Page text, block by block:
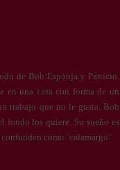
de Bob Esponja y Patricio.
en una casa con forma de un
trabajo que no le gusta. Bob
fondo los quiere. Su sueño es
como ¨calamargo¨.